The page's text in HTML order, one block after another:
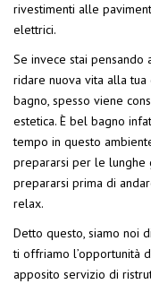
rivestimenti alle
elettrici.
Se invece stai pensando
ridare nuova vita alla
bagno, spesso viene
estetica. È bel bagno
tempo in questo
prepararsi per le lunghe
prepararsi prima di
relax.
Detto questo, siamo noi
ti offriamo l’opportunità
apposito servizio di